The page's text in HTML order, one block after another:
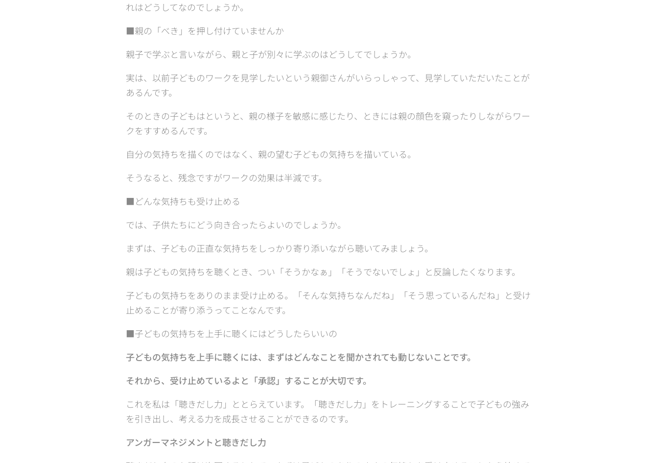
れはどうしてなのでしょうか。
■親の「べき」を押し付けていませんか
親子で学ぶと言いながら、親と子が別々に学ぶのはどうしてでしょうか。
実は、以前子どものワークを見学したいという親御さんがいらっしゃって、見学していただいたことが
あるんです。
そのときの子どもはというと、親の様子を敏感に感じたり、ときには親の顔色を窺ったりしながらワー
クをすすめるんです。
自分の気持ちを描くのではなく、親の望む子どもの気持ちを描いている。
そうなると、残念ですがワークの効果は半減です。
■どんな気持ちも受け止める
では、子供たちにどう向き合ったらよいのでしょうか。
まずは、子どもの正直な気持ちをしっかり寄り添いながら聴いてみましょう。
親は子どもの気持ちを聴くとき、つい「そうかなぁ」「そうでないでしょ」と反論したくなります。
子どもの気持ちをありのまま受け止める。「そんな気持ちなんだね」「そう思っているんだね」と受け
止めることが寄り添うってことなんです。
■子どもの気持ちを上手に聴くにはどうしたらいいの
子どもの気持ちを上手に聴くには、まずはどんなことを聞かされても動じないことです。
それから、受け止めているよと「承認」することが大切です。
これを私は「聴きだし力」ととらえています。「聴きだし力」をトレーニングすることで子どもの強み
を引き出し、考える力を成長させることができるのです。
アンガーマネジメントと聴きだし力